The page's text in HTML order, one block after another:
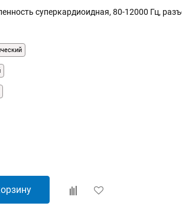
суперкардиоидная, 80-12000 Гц,